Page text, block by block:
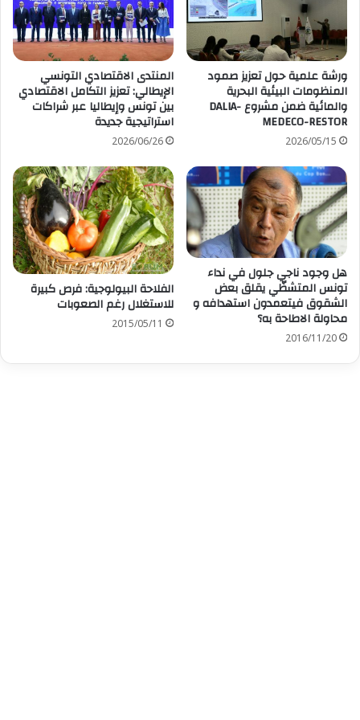
ورشة علمية حول تعزيز صمود
المنظومات البيئية البحرية
والمائية ضمن مشروع DALIA-
MEDECO-RESTOR
2026/05/15
المنتدى الاقتصادي التونسي
الإيطالي: تعزيز التكامل الاقتصادي
بين تونس وإيطاليا عبر شراكات
استراتيجية جديدة
2026/06/26
هل وجود ناجي جلول في نداء
تونس المتشظّي يقلق بعض
الشقوق فيتعمدون استهدافه و
محاولة الاطاحة به؟
2016/11/20
الفلاحة البيولوجية: فرص كبيرة
للاستغلال رغم الصعوبات
2015/05/11